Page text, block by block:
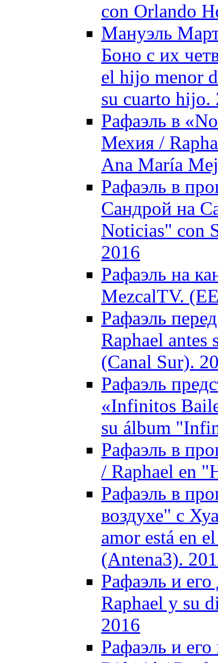
con Orlando
Мануэль
Боно с их
el hijo menor
su cuarto hijo.
Рафаэль в
Мехия /
Ana María
Рафаэль в
Сандрой на
Noticias" con
2016
Рафаэль на
MezcalTV.
Рафаэль
Raphael antes
(Canal Sur).
Рафаэль
«Infinitos
su álbum
Рафаэль в
/ Raphael en
Рафаэль в
воздухе" с
amor está en
(Antena3).
Рафаэль и
Raphael y su
2016
Рафаэль и